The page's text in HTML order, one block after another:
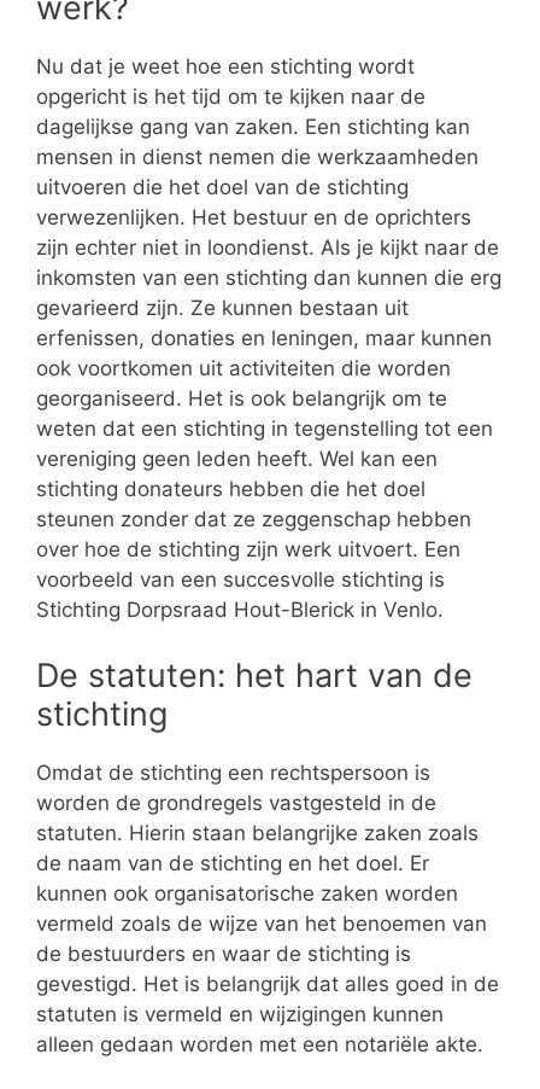
Nu dat je weet hoe een stichting wordt
opgericht is het tijd om te kijken naar de
dagelijkse gang van zaken. Een stichting kan
mensen in dienst nemen die werkzaamheden
uitvoeren die het doel van de stichting
verwezenlijken. Het bestuur en de oprichters
zijn echter niet in loondienst. Als je kijkt naar de
inkomsten van een stichting dan kunnen die erg
gevarieerd zijn. Ze kunnen bestaan uit
erfenissen, donaties en leningen, maar kunnen
ook voortkomen uit activiteiten die worden
georganiseerd. Het is ook belangrijk om te
weten dat een stichting in tegenstelling tot een
vereniging geen leden heeft. Wel kan een
stichting donateurs hebben die het doel
steunen zonder dat ze zeggenschap hebben
over hoe de stichting zijn werk uitvoert. Een
voorbeeld van een succesvolle stichting is
Stichting Dorpsraad Hout-Blerick in Venlo.
De statuten: het hart van de
stichting
Omdat de stichting een rechtspersoon is
worden de grondregels vastgesteld in de
statuten. Hierin staan belangrijke zaken zoals
de naam van de stichting en het doel. Er
kunnen ook organisatorische zaken worden
vermeld zoals de wijze van het benoemen van
de bestuurders en waar de stichting is
gevestigd. Het is belangrijk dat alles goed in de
statuten is vermeld en wijzigingen kunnen
alleen gedaan worden met een notariële akte.